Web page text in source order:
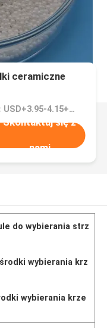
ceramiczne
Cena：USD+3.95-4.15+Kg
Skontaktuj się z
nami
do wybierania strz
wybierania krz
wybierania krze